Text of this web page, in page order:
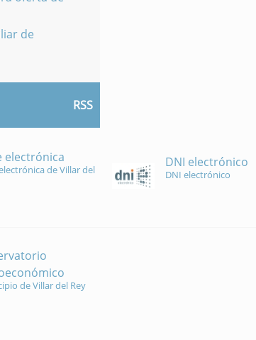
de
RSS
electrónica
de Villar del DNI electrónico
DNI electrónico
de Villar del Rey